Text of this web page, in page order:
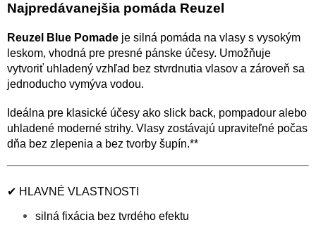
Najpredávanejšia pomáda Reuzel
Reuzel Blue Pomade je silná pomáda na vlasy s vysokým
leskom, vhodná pre presné pánske účesy. Umožňuje
vytvoriť uhladený vzhľad bez stvrdnutia vlasov a zároveň sa
jednoducho vymýva vodou.
Ideálna pre klasické účesy ako slick back, pompadour alebo
uhladené moderné strihy. Vlasy zostávajú upraviteľné počas
dňa bez zlepenia a bez tvorby šupín.**
✔ HLAVNÉ VLASTNOSTI
silná fixácia bez tvrdého efektu